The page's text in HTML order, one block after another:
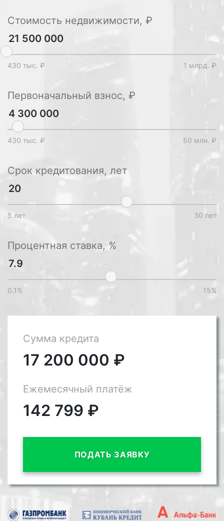
Стоимость недвижимости, ₽
430 тыс. ₽ 1 млрд. ₽
Первоначальный взнос, ₽
430 тыс. ₽ 50 млн. ₽
Срок кредитования, лет
5 лет 30 лет
Процентная ставка, %
0.1% 15%
Сумма кредита
17 200 000 ₽
Ежемесячный платёж
142 799 ₽
ПОДАТЬ ЗАЯВКУ